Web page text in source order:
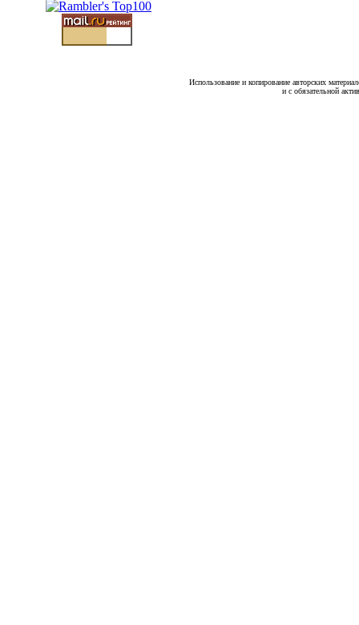
Использование и копирование авторских
и с обязательной